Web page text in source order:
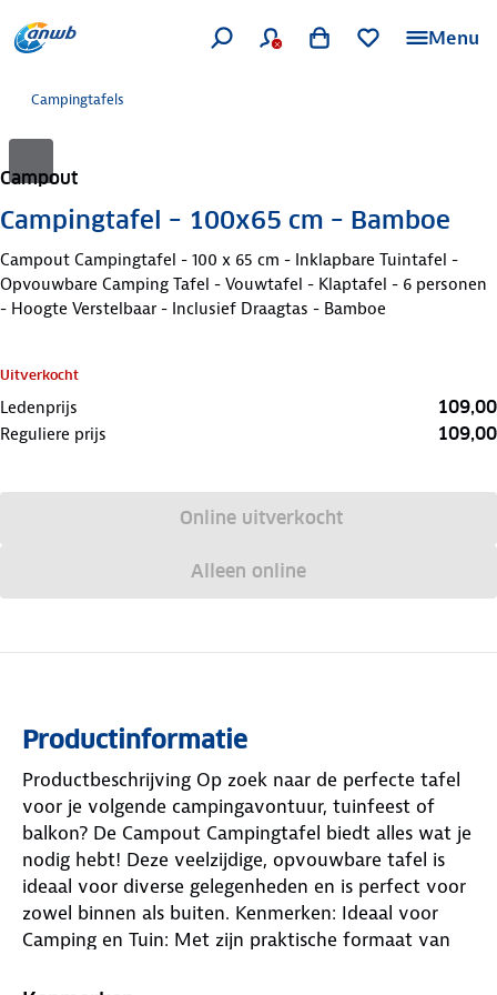
Menu
Campingtafels
Campout
Campingtafel – 100x65 cm – Bamboe
Campout Campingtafel - 100 x 65 cm - Inklapbare Tuintafel -
Opvouwbare Camping Tafel - Vouwtafel - Klaptafel - 6 personen
- Hoogte Verstelbaar - Inclusief Draagtas - Bamboe
Uitverkocht
Ledenprijs 109,00
Reguliere prijs 109,00
Online uitverkocht
Alleen online
Productinformatie
Productbeschrijving Op zoek naar de perfecte tafel
voor je volgende campingavontuur, tuinfeest of
balkon? De Campout Campingtafel biedt alles wat je
nodig hebt! Deze veelzijdige, opvouwbare tafel is
ideaal voor diverse gelegenheden en is perfect voor
zowel binnen als buiten. Kenmerken: Ideaal voor
Camping en Tuin: Met zijn praktische formaat van